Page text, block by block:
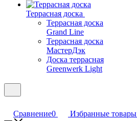
Террасная доска
Террасная доска
Grand Line
Террасная доска
МастерДэк
Доска террасная
Greenwerk Light
Сравнение0 Избранные товары